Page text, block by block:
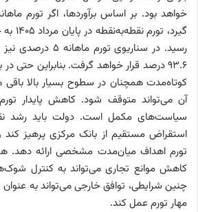
رسید. در سناریوی
۹۳.۶ درصد قرار خواهد گرفت. بنابراین حتی
کوتاه‌مدت همچنان در سطوح بسیار بالا باقی
آن می‌تواند متوقف شود. کاهش پایدار
سیاست‌های مکمل است. دولت باید رشد
استقراض مستقیم از بانک مرکزی پرهیز کند
تورم اهداف میان‌مدت مشخصی ارائه دهد.
کاهش موانع تجاری می‌تواند به کنترل
چنین شرایطی، توافق خارجی می‌تواند به
مهار تورم عمل کند.